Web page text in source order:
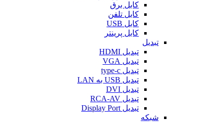
کابل برق
کابل تلفن
کابل USB
کابل پرینتر
تبدیل
تبدیل HDMI
تبدیل VGA
تبدیل type-c
تبدیل USB به LAN
تبدیل DVI
تبدیل RCA-AV
تبدیل Display Port
شبکه